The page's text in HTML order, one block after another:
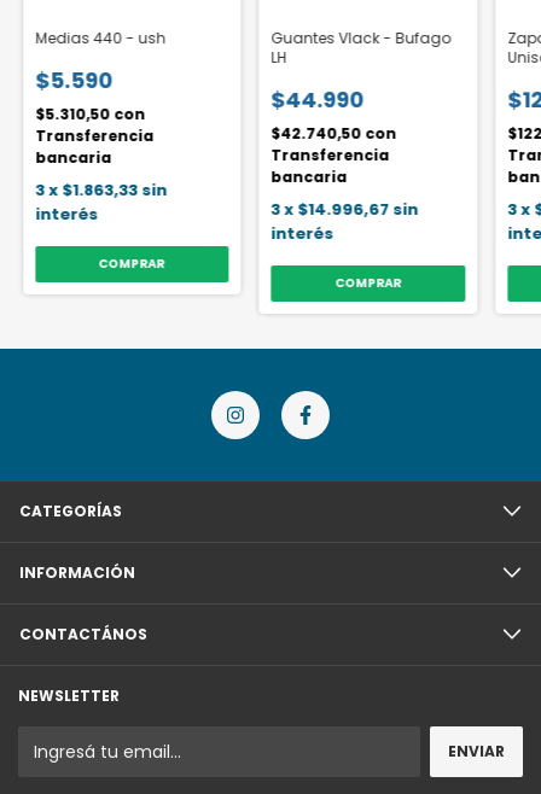
Medias 440 - ush
$5.590
$5.310,50 con
Transferencia
bancaria
3x$1.863,33 sin
interés
COMPRAR
Guantes Vlack - Bufago
LH
$44.990
$42.740,50 con
Transferencia
bancaria
3x$14.996,67 sin
interés
COMPRAR
3x
CATEGORÍAS
INFORMACIÓN
CONTACTÁNOS
NEWSLETTER